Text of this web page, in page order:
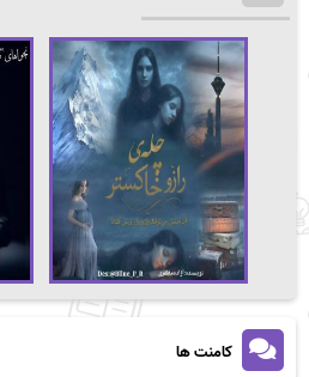
کامنت ها